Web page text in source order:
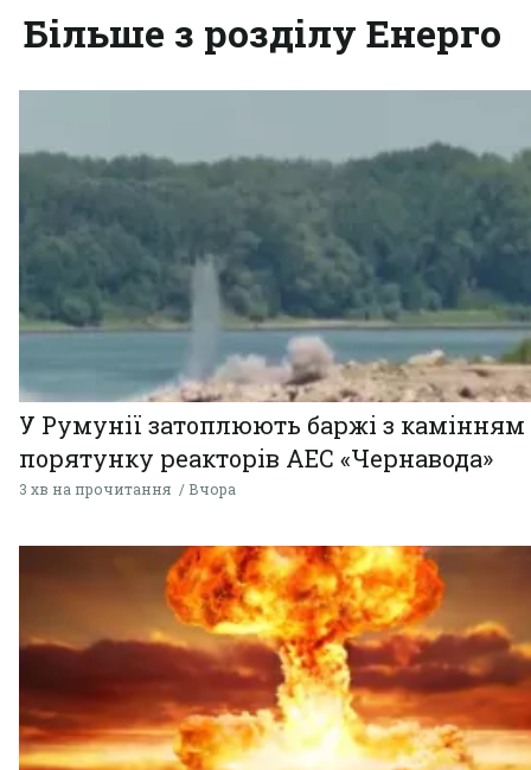
Більше з розділу Енерго
У Румунії затоплюють баржі з
порятунку реакторів АЕС «Чернавода»
3 хв на прочитання Вчора